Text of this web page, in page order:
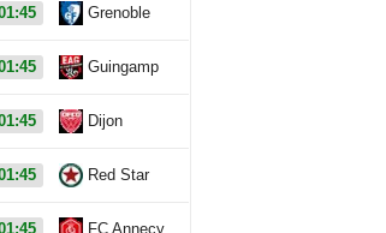
Grenoble
Guingamp
Dijon
Red Star
FC Annecy